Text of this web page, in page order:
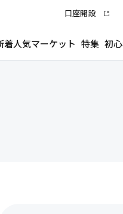
口座開設
着人気マーケット 特集 初